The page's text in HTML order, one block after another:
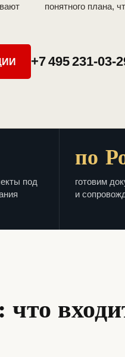
понятного плана,
+7 495 231-03-
под
по
готовим
и